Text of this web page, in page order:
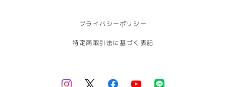
プライバシーポリシー
特定商取引法に基づく表記